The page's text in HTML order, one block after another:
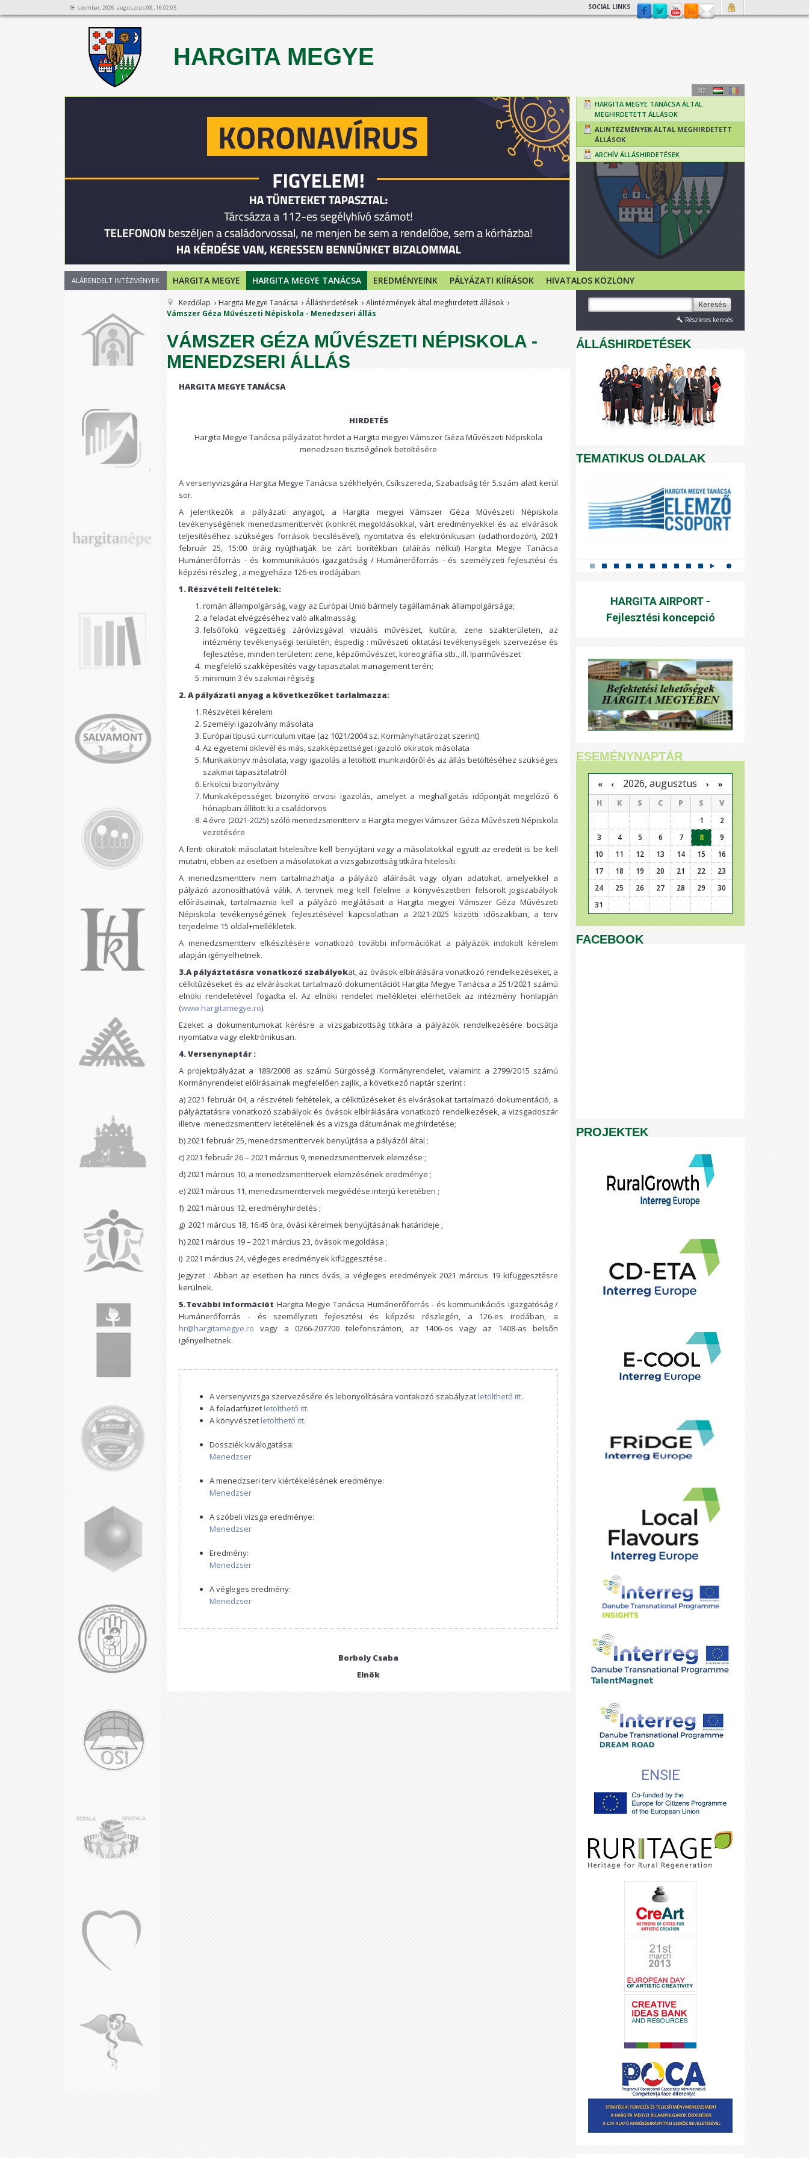
szombat, 2026. augusztus 08., 16:02:05 SOCIAL LINKS
HARGITA MEGYE
12
HARGITA MEGYE TANÁCSA ÁLTAL
MEGHIRDETETT ÁLLÁSOK
ALINTÉZMÉNYEK ÁLTAL MEGHIRDETETT
ÁLLÁSOK
ARCHÍV ÁLLÁSHIRDETÉSEK
ALÁRENDELT INTÉZMÉNYEK HARGITA MEGYE HARGITA MEGYE TANÁCSA EREDMÉNYEINK PÁLYÁZATI KIÍRÁSOK HIVATALOS KÖZLÖNY
Kezdőlap Hargita Megye Tanácsa Álláshirdetések
Alintézmények által meghirdetett állások
Vámszer Géza Művészeti Népiskola - Menedzseri állás
VÁMSZER GÉZA MŰVÉSZETI NÉPISKOLA -
MENEDZSERI ÁLLÁS
HARGITA MEGYE TANÁCSA
HIRDETÉS
Hargita Megye Tanácsa pályázatot hirdet a Hargita megyei Vámszer Géza Művészeti Népiskola
menedzseri tisztségének betöltésére
A versenyvizsgára Hargita Megye Tanácsa székhelyén, Csíkszereda, Szabadság tér 5.szám alatt kerül
sor.
A jelentkezők a pályázati anyagot, a Hargita megyei Vámszer Géza Művészeti Népiskola
tevékenységének menedzsmenttervét (konkrét megoldásokkal, várt eredményekkel és az elvárások
teljesítéséhez szükséges források becslésével), nyomtatva és elektrónikusan (adathordozón), 2021
február 25, 15:00 óráig nyújthatják be zárt borítékban (aláírás nélkül) Hargita Megye Tanácsa
Humánerőforrás - és kommunikációs igazgatóság / Humánerőforrás - és személyzeti fejlesztési és
képzési részleg , a megyeháza 126-es irodájában.
1. Részvételi feltételek:
román állampolgárság, vagy az Európai Unió bármely tagállamának állampolgársága;
a feladat elvégzéséhez való alkalmasság;
felsőfokú végzettség záróvizsgával vizuális művészet, kultúra, zene szakterületen, az
intézmény tevékenységi területén, éspedig : művészeti oktatási tevékenységek szervezése és
fejlesztése, minden területen: zene, képzőművészet, koreográfia stb., ill. Iparművészet
megfelelő szakképesítés vagy tapasztalat management terén;
minimum 3 év szakmai régiség
2. A pályázati anyag a következőket tarlalmazza:
Részvételi kérelem
Személyi igazolvány másolata
Európai típusú curriculum vitae (az 1021/2004 sz. Kormányhatározat szerint)
Az egyetemi oklevél és más, szakképzettséget igazoló okiratok másolata
Munkakönyv másolata, vagy igazolás a letöltött munkaidőről és az állás betöltéséhez szükséges
szakmai tapasztalatról
Erkölcsi bizonyítvány
Munkaképességet bizonyító orvosi igazolás, amelyet a meghallgatás időpontját megelőző 6
hónapban állított ki a családorvos
4 évre (2021-2025) szóló menedzsmentterv a Hargita megyei Vámszer Géza Művészeti Népiskola
vezetésére
A fenti okiratok másolatait hitelesítve kell benyújtani vagy a másolatokkal együtt az eredetit is be kell
mutatni, ebben az esetben a másolatokat a vizsgabizottság titkára hitelesíti.
A menedzsmentterv nem tartalmazhatja a pályázó aláírását vagy olyan adatokat, amelyekkel a
pályázó azonosíthatóvá válik. A tervnek meg kell felelnie a könyvészetben felsorolt jogszabályok
előírásainak, tartalmaznia kell a pályázó meglátásait a Hargita megyei Vámszer Géza Művészeti
Népiskola tevékenységének fejlesztésével kapcsolatban a 2021-2025 közötti időszakban, a terv
terjedelme 15 oldal+mellékletek.
A menedzsmentterv elkészítésére vonatkozó további információkat a pályázók indokolt kérelem
alapján igényelhetnek.
3.A pályáztatásra vonatkozó szabályokat, az óvások elbírálására vonatkozó rendelkezéseket, a
célkitűzéseket és az elvárásokat tartalmazó dokumentációt Hargita Megye Tanácsa a 251/2021 számú
elnöki rendeletével fogadta el. Az elnöki rendelet mellékletei elérhetőek az intézmény honlapján
(www.hargitamegye.ro).
Ezeket a dokumentumokat kérésre a vizsgabizottság titkára a pályázók rendelkezésére bocsátja
nyomtatva vagy elektrónikusan.
4. Versenynaptár :
A projektpályázat a 189/2008 as számú Sürgösségi Kormányrendelet, valamint a 2799/2015 számú
Kormányrendelet előírásainak megfelelően zajlik, a következő naptár szerint :
a) 2021 február 04, a részvételi feltételek, a célkitűzéseket és elvárásokat tartalmazó dokumentáció, a
pályáztatásra vonatkozó szabályok és óvások elbírálására vonatkozó rendelkezések, a vizsgadoszár
illetve menedzsmentterv letételének és a vizsga dátumának meghírdetése;
b) 2021 február 25, menedzsmenttervek benyújtása a pályázól által ;
c) 2021 február 26 – 2021 március 9, menedzsmenttervek elemzése ;
d) 2021 március 10, a menedzsmenttervek elemzésének eredménye ;
e) 2021 március 11, menedzsmenttervek megvédése interjú keretében ;
f) 2021 március 12, eredményhirdetés ;
g) 2021 március 18, 16:45 óra, óvási kérelmek benyújtásának határideje ;
h) 2021 március 19 – 2021 március 23, óvások megoldása ;
i) 2021 március 24, végleges eredmények kifüggesztése .
Jegyzet : Abban az esetben ha nincs óvás, a végleges eredmények 2021 március 19 kifüggesztésre
kerülnek.
5.További információt Hargita Megye Tanácsa Humánerőforrás - és kommunikációs igazgatóság /
Humánerőforrás - és személyzeti fejlesztési és képzési részlegén, a 126-es irodában, a
hr@hargitamegye.ro vagy a 0266-207700 telefonszámon, az 1406-os vagy az 1408-as belsőn
igényelhetnek.
A versenyvizsga szervezésére és lebonyolítására vontakozó szabályzat letölthető itt.
A feladatfüzet letölthető itt.
A könyvészet letölthető itt.
Dossziék kiválogatása:
Menedzser
A menedzseri terv kiértékelésének eredménye:
Menedzser
A szóbeli vizsga eredménye:
Menedzser
Eredmény:
Menedzser
A végleges eredmény:
Menedzser
Borboly Csaba
Elnök
Keresés
Részletes keresés
ÁLLÁSHIRDETÉSEK
TEMATIKUS OLDALAK
HARGITA AIRPORT -
Fejlesztési koncepció
ESEMÉNYNAPTÁR
« ‹ 2026, augusztus › »
H K S C P S
V
1
2
3
4 5 6 7 8
9
10
11 12 13 14 15
16
17
18 19 20 21 22
23
24
25 26 27 28 29
30
31
FACEBOOK
PROJEKTEK
ENSIE